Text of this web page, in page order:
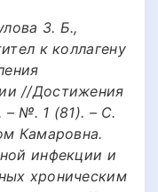
З. Б.,
к коллагену
//Достижения
– №. 1 (81). – С.
Камаровна.
инфекции и
хроническим